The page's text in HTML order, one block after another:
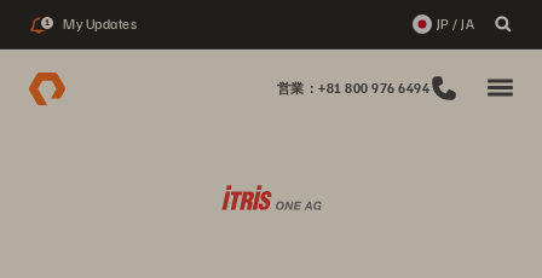
1 My Updates JP / JA
営業：+81 800 976 6494